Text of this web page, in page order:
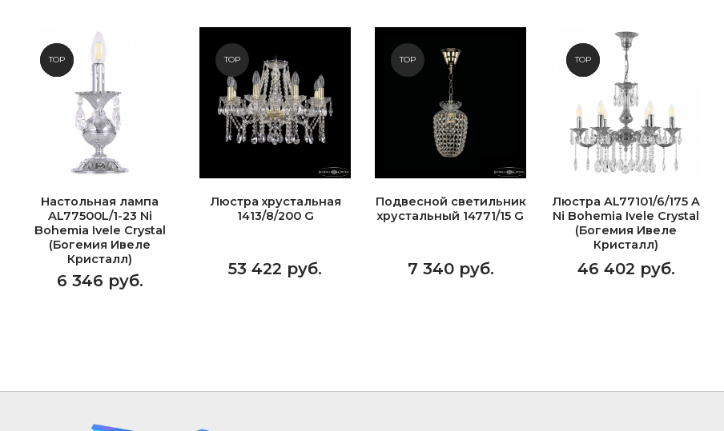
NEW
TOP
Настольная лампа
AL77500L/1-23 Ni
Bohemia Ivele Crystal
(Богемия Ивеле
Кристалл)
6 346 руб.
TOP
Люстра хрустальная
1413/8/200 G
53 422 руб.
TOP
Подвесной светильник
хрустальный 14771/15 G
7 340 руб.
NEW
TOP
Люстра AL77101/6/175 A
Ni Bohemia Ivele Crystal
(Богемия Ивеле
Кристалл)
46 402 руб.